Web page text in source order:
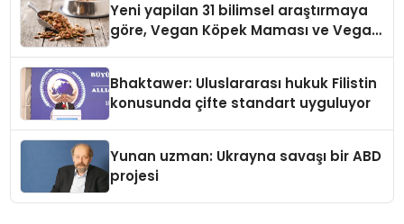
Yeni yapilan 31 bilimsel araştırmaya
göre, Vegan Köpek Maması ve Vegan
Bhaktawer: Uluslararası hukuk Filistin
konusunda çifte standart uyguluyor
Yunan uzman: Ukrayna savaşı bir ABD
projesi